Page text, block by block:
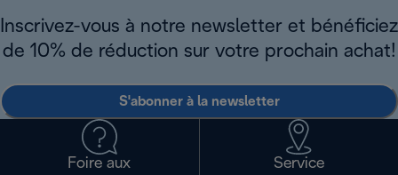
Inscrivez-vous à notre newsletter et bénéficiez
de 10% de réduction sur votre prochain achat!
S'abonner à la newsletter
Foire aux
Service